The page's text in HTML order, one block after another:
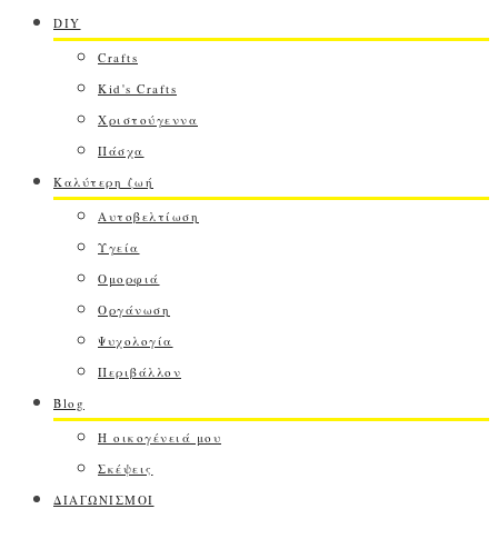
DIY
Crafts
Kid's Crafts
Χριστούγεννα
Πάσχα
Καλύτερη ζωή
Αυτοβελτίωση
Υγεία
Ομορφιά
Οργάνωση
Ψυχολογία
Περιβάλλον
Blog
Η οικογένειά μου
Σκέψεις
ΔΙΑΓΩΝΙΣΜΟΙ